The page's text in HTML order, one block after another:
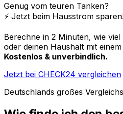
Genug vom teuren Tanken?
⚡️ Jetzt beim Hausstrom
Berechne in 2 Minuten, wie
oder deinen Haushalt mit
Kostenlos & unverbindlich.
Jetzt bei CHECK24 vergleichen
Deutschlands großes